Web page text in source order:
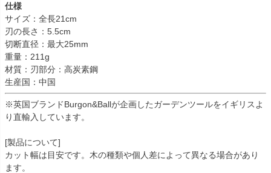
仕様
サイズ：全長21cm
刃の長さ：5.5cm
切断直径：最大25mm
重量：211g
材質：刃部分：高炭素鋼
生産国：中国
※英国ブランドBurgon&Ballが企画したガーデンツールをイギリスよ
り直輸入しています。
[製品について]
カット幅は目安です。木の種類や個人差によって異なる場合があり
ます。